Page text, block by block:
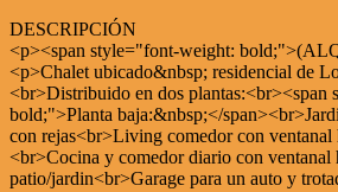
DESCRIPCIÓN
<p><span style="font-weight:
<p>Chalet ubicado&nbsp; residencial de
<br>Distribuido en dos plantas:<br><span
bold;">Planta baja:&nbsp;</
con rejas<br>Living comedor con ventanal
<br>Cocina y comedor diario con ventanal
patio/jardin<br>Garage para un auto y